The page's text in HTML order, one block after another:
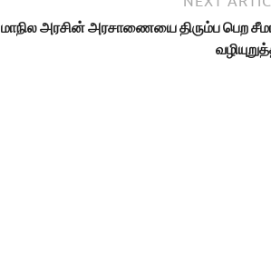
மாநில அரசின் அரசாணையை திரும்ப பெற